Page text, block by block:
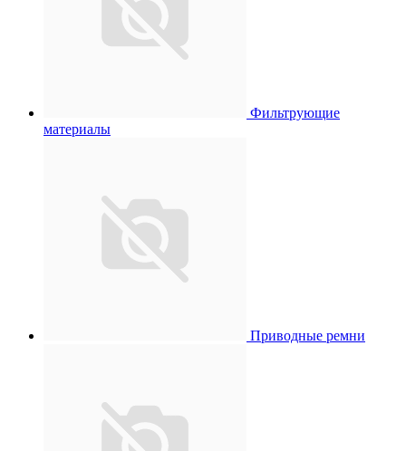
Фильтрующие
материалы
Приводные ремни